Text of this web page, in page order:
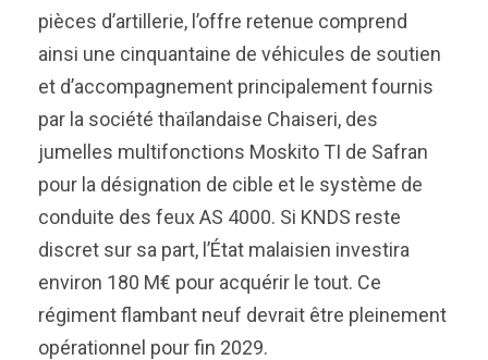
pièces d’artillerie, l’offre retenue comprend
ainsi une cinquantaine de véhicules de soutien
et d’accompagnement principalement fournis
par la société thaïlandaise Chaiseri, des
jumelles multifonctions Moskito TI de Safran
pour la désignation de cible et le système de
conduite des feux AS 4000. Si KNDS reste
discret sur sa part, l’État malaisien investira
environ 180 M€ pour acquérir le tout. Ce
régiment flambant neuf devrait être pleinement
opérationnel pour fin 2029.